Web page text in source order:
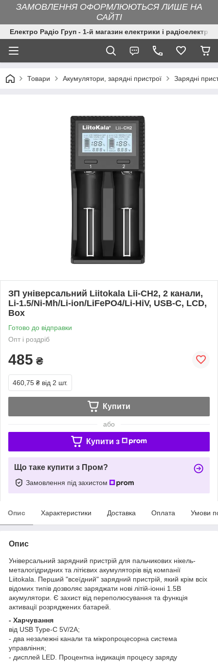
ЗАМОВЛЕННЯ ОФОРМЛЮЮТЬСЯ ЛИШЕ НА
САЙТІ
Електро Радіо Груп - 1-й магазин електрики і
Товари Акумулятори, зарядні пристрої Зарядні
ЗП універсальний Liitokala Lii-CH2, 2 канали,
Li-1.5/Ni-Mh/Li-ion/LiFePO4/Li-HiV, USB-C, LCD,
Box
Готово до відправки
Опт і роздріб
485 ₴
460,75 ₴ від 2 шт.
Купити
або
Купити з
Що таке купити з Пром?
Замовлення під захистом
Опис Характеристики Доставка Оплата Умови
Опис
Універсальний зарядний пристрій для пальчикових нікель-
металогідридних та літієвих акумуляторів від компанії
Liitokala. Перший "всеїдний" зарядний пристрій, який крім всіх
відомих типів дозволяє заряджати нові літій-іонні 1.5В
акумулятори. Є захист від переполюсування та функція
активації розряджених батарей.
- Харчування
від USB Type-C 5V/2A;
- два незалежні канали та мікропроцесорна система
управління;
- дисплей LED. Процентна індикація процесу заряду